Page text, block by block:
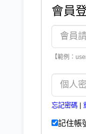
會員
【範例：
忘記密碼
記住帳